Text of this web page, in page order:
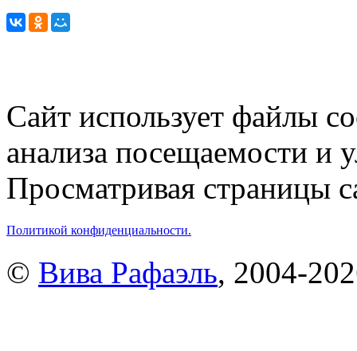
Сайт использует файлы
анализа посещаемости и
Просматривая страницы
Политикой конфиденциальности.
© Вива Рафаэль, 2004-